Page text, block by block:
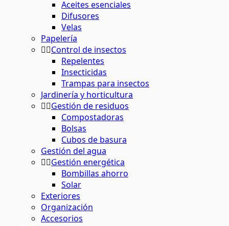
Aceites esenciales
Difusores
Velas
Papelería
Control de insectos
Repelentes
Insecticidas
Trampas para insectos
Jardinería y horticultura
Gestión de residuos
Compostadoras
Bolsas
Cubos de basura
Gestión del agua
Gestión energética
Bombillas ahorro
Solar
Exteriores
Organización
Accesorios